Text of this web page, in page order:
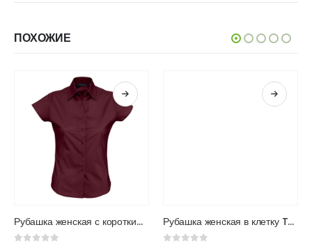
ПОХОЖИЕ
Рубашка женская с коротким рукавом Excess Рубашка женская в клетку Tribeca Ladies